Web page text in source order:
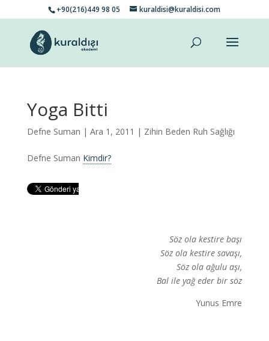
+90(216)449 98 05 kuraldisi@kuraldisi.com
Yoga Bitti
Defne Suman | Ara 1, 2011 | Zihin Beden Ruh Sağlığı
Defne Suman Kimdir?
Söz ola kestire başı
Söz ola kestire savaşı,
Söz ola ağulu aşı,
Bal ile yağ eder bir söz
Yunus Emre